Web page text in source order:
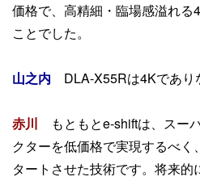
価格で、高精細・臨場感溢れる
ことでした。
山之内 DLA-X55Rは4Kであり
赤川 もともとe-shiftは、スー
クターを低価格で実現するべ
タートさせた技術です。将来